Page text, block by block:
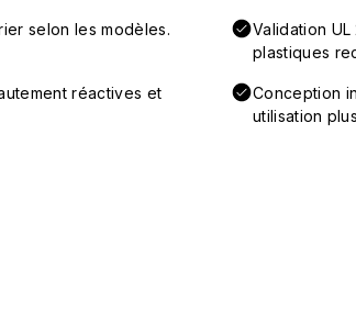
selon les modèles.
Validation
plastiques
réactives et
Conception
utilisation